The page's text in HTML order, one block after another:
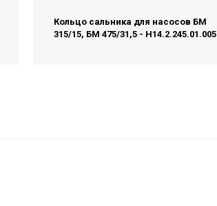
Кольцо сальника для насосов БМ
315/15, БМ 475/31,5 - Н14.2.245.01.005